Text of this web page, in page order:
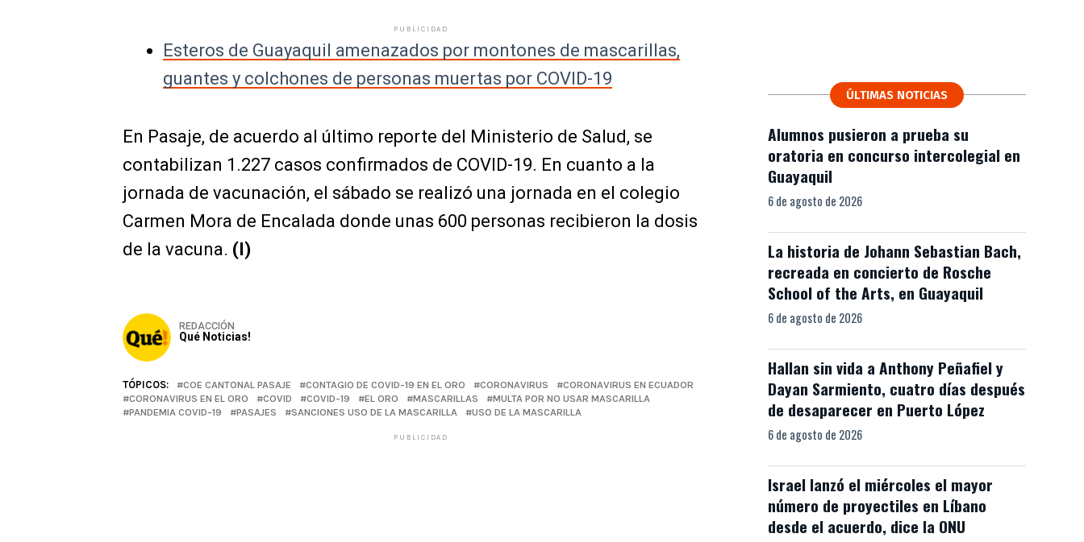
PUBLICIDAD
Esteros de Guayaquil amenazados por montones de mascarillas,
guantes y colchones de personas muertas por COVID-19
En Pasaje, de acuerdo al último reporte del Ministerio de Salud, se
contabilizan 1.227 casos confirmados de COVID-19. En cuanto a la
jornada de vacunación, el sábado se realizó una jornada en el colegio
Carmen Mora de Encalada donde unas 600 personas recibieron la dosis
de la vacuna. (I)
REDACCIÓN
Qué Noticias!
TÓPICOS: COE CANTONAL PASAJE CONTAGIO DE COVID-19 EN EL ORO CORONAVIRUS
CORONAVIRUS EN ECUADOR
CORONAVIRUS EN EL ORO
COVID COVID-19 EL ORO MASCARILLAS
MULTA POR NO USAR MASCARILLA
PANDEMIA COVID-19
PASAJES SANCIONES USO DE LA MASCARILLA USO DE LA MASCARILLA
PUBLICIDAD
ÚLTIMAS NOTICIAS
Alumnos pusieron a prueba su
oratoria en concurso intercolegial en
Guayaquil
6 de agosto de 2026
La historia de Johann Sebastian Bach,
recreada en concierto de Rosche
School of the Arts, en Guayaquil
6 de agosto de 2026
Hallan sin vida a Anthony Peñafiel y
Dayan Sarmiento, cuatro días después
de desaparecer en Puerto López
6 de agosto de 2026
Israel lanzó el miércoles el mayor
número de proyectiles en Líbano
desde el acuerdo, dice la ONU